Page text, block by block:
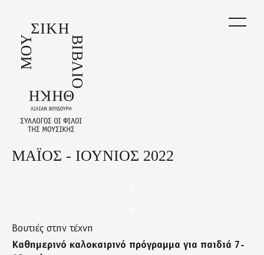
main
content
Back
ΜΑΪΟΣ - ΙΟΥΝΙΟΣ 2022
Βουτιές στην τέχνη
Καθημερινό καλοκαιρινό πρόγραμμα για παιδιά 7-